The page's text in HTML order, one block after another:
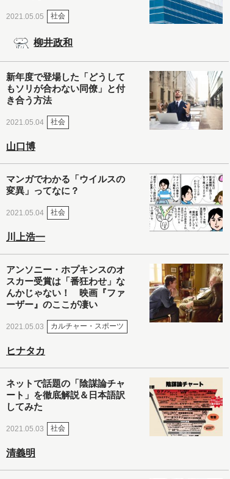
2021.05.05 社会
柳井政和
新年度で登場した「どうして
もソリが合わない同僚」と付
き合う方法
2021.05.04 社会
山口博
マンガでわかる「ウイルスの
変異」ってなに？
2021.05.04 社会
川上浩一
アンソニー・ホプキンスのオ
スカー受賞は「番狂わせ」な
んかじゃない！ 映画『ファ
ーザー』のここが凄い
2021.05.03 カルチャー・スポーツ
ヒナタカ
ネットで話題の「陰謀論チャ
ート」を徹底解説＆日本語訳
してみた
2021.05.03 社会
清義明